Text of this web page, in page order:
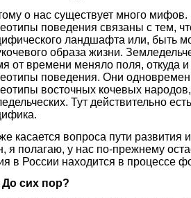
о нас существует много
поведения связаны с тем,
ландшафта или, быть
образа жизни.
от времени меняло поля, откуда
поведения. Они
восточных кочевых
Тут действительно
касается вопроса пути развития
я полагаю, у нас по-прежнему
в России находится в процессе
сих пор?